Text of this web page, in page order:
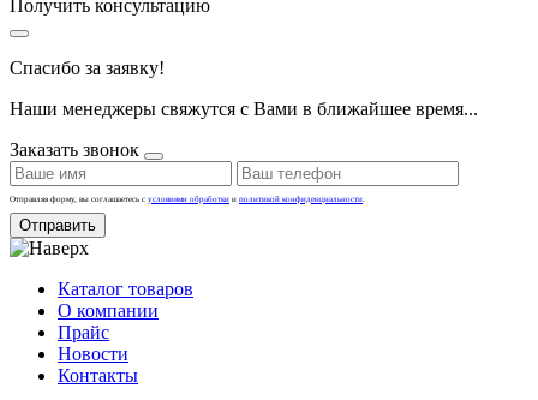
Получить консультацию
Спасибо за заявку!
Наши менеджеры свяжутся с Вами в ближайшее время...
Заказать звонок
Отправляя форму, вы соглашаетесь с условиями обработки и политикой конфиденциальности.
Отправить
Каталог товаров
О компании
Прайс
Новости
Контакты